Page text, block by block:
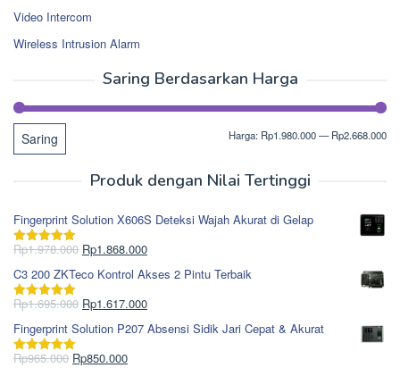
Video Intercom
Wireless Intrusion Alarm
Saring Berdasarkan Harga
Saring Harga: Rp1.980.000—Rp2.668.000
Produk dengan Nilai Tertinggi
Fingerprint Solution X606S Deteksi Wajah Akurat di Gelap
Dinilai5.00
Rp1.978.000 Harga
adalah:
Rp1.978.000.
Rp1.868.000Harga
ini
adalah:
C3 200 ZKTeco Kontrol Akses 2 Pintu Terbaik
Dinilai5.00
Rp1.695.000 Harga
adalah:
Rp1.695.000.
Rp1.617.000Harga
ini
Fingerprint Solution P207 Absensi Sidik Jari Cepat & Akurat
Dinilai5.00
Rp965.000 Harga
Rp850.000Harga